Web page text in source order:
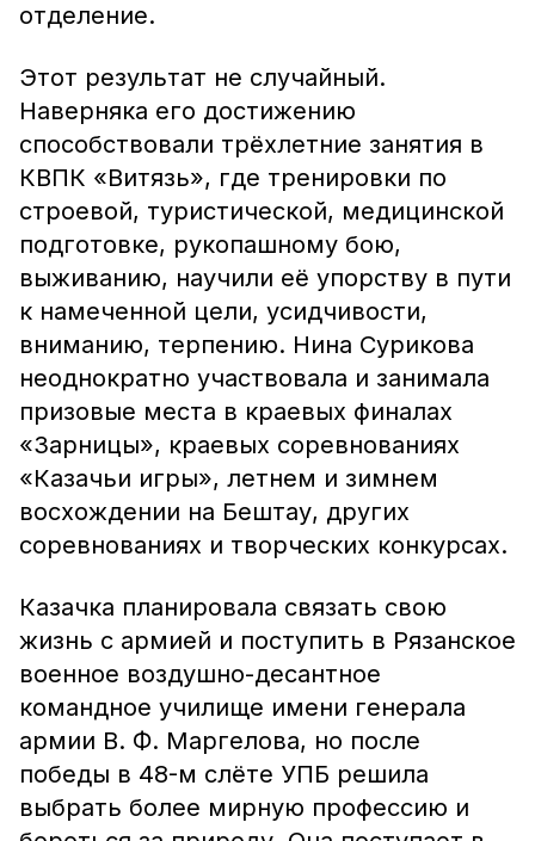
отделение.
Этот результат не случайный.
Наверняка его достижению
способствовали трёхлетние занятия в
КВПК «Витязь», где тренировки по
строевой, туристической, медицинской
подготовке, рукопашному бою,
выживанию, научили её упорству в пути
к намеченной цели, усидчивости,
вниманию, терпению. Нина Сурикова
неоднократно участвовала и занимала
призовые места в краевых финалах
«Зарницы», краевых соревнованиях
«Казачьи игры», летнем и зимнем
восхождении на Бештау, других
соревнованиях и творческих конкурсах.
Казачка планировала связать свою
жизнь с армией и поступить в Рязанское
военное воздушно-десантное
командное училище имени генерала
армии В. Ф. Маргелова, но после
победы в 48-м слёте УПБ решила
выбрать более мирную профессию и